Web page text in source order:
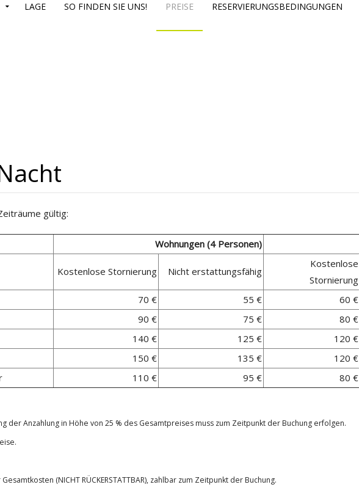
LAGE SO FINDEN SIE UNS! PREISE RESERVIERUNGSBEDINGUNGEN
gültig:
Wohnungen (4 Personen)
Kostenlose Stornierung Nicht erstattungsfähig
Kostenlose
Stornierung
70 € 55 € 60 €
90 € 75 € 80 €
140 € 125 € 120 €
150 € 135 € 120 €
110 € 95 € 80 €
der Anzahlung in Höhe von 25 % des Gesamtpreises muss zum Zeitpunkt der Buchung erfolgen.
(NICHT RÜCKERSTATTBAR), zahlbar zum Zeitpunkt der Buchung.